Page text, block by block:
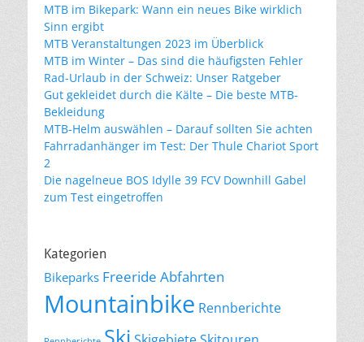
MTB im Bikepark: Wann ein neues Bike wirklich
Sinn ergibt
MTB Veranstaltungen 2023 im Überblick
MTB im Winter – Das sind die häufigsten Fehler
Rad-Urlaub in der Schweiz: Unser Ratgeber
Gut gekleidet durch die Kälte – Die beste MTB-
Bekleidung
MTB-Helm auswählen – Darauf sollten Sie achten
Fahrradanhänger im Test: Der Thule Chariot Sport
2
Die nagelneue BOS Idylle 39 FCV Downhill Gabel
zum Test eingetroffen
Kategorien
Bikeparks Freeride Abfahrten
Mountainbike Rennberichte
Ski